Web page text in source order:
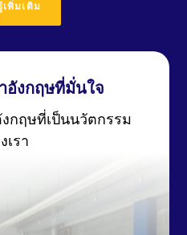
เพิ่มเติม
อังกฤษที่มั่นใจ
กฤษที่เป็นนวัตกรรม
เรา